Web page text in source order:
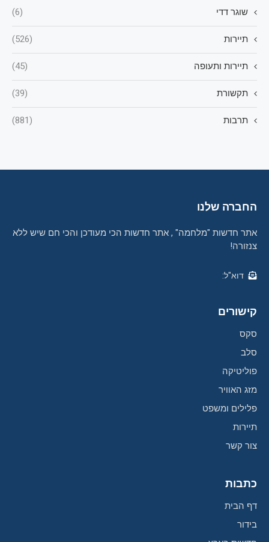
שוגר דדי (6)
תיירות (526)
תיירות ותעופה (45)
תקשורת (39)
תרבות (881)
החברה שלנו
אתר חדשות "מלחמה" , אתר חדשות הכי מעודכן והכי חם שיש ללא
צנזורה!
דוא"ל:
קישורים
סקס
סלב
פוליטיקה
מזג האוויר
פלילים ומשפט
תיירות
צור קשר
כתבות
דף הבית
בידור